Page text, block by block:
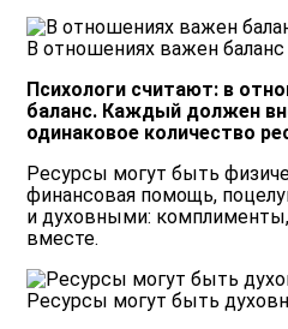
В отношениях важен баланс
Психологи считают: в
баланс. Каждый должен
одинаковое количество
Ресурсы могут быть
финансовая помощь,
и духовными:
вместе.
Ресурсы могут быть